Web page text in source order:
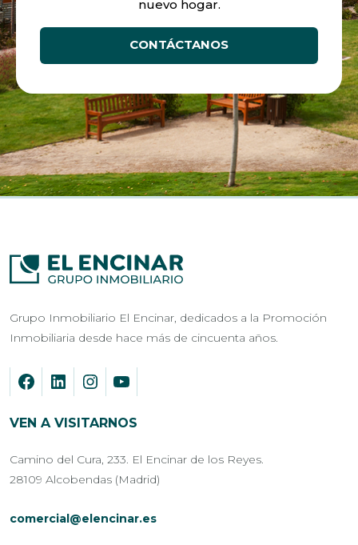
nuevo hogar.
CONTÁCTANOS
Grupo Inmobiliario El Encinar, dedicados a la Promoción
Inmobiliaria desde hace más de cincuenta años.
VEN A VISITARNOS
Camino del Cura, 233. El Encinar de los Reyes.
28109 Alcobendas (Madrid)
comercial@elencinar.es